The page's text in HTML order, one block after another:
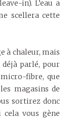
in). L’eau a
scellera cette
à chaleur, mais
déjà parlé, pour
fibre, que
magasins de
sortirez donc
cela vous gène